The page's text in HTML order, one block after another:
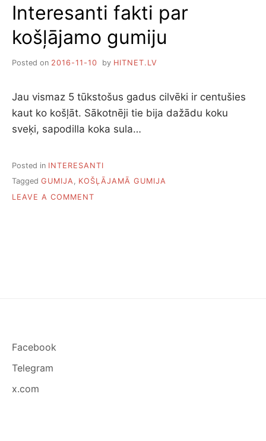
KOŠĻĀJAMĀ
GUMIJA
Interesanti fakti par
košļājamo gumiju
Posted on 2016-11-10 by HITNET.LV
Jau vismaz 5 tūkstošus gadus cilvēki ir centušies
kaut ko košļāt. Sākotnēji tie bija dažādu koku
sveķi, sapodilla koka sula…
Posted in INTERESANTI
Tagged GUMIJA, KOŠĻĀJAMĀ GUMIJA
LEAVE A COMMENT
Facebook
Telegram
x.com